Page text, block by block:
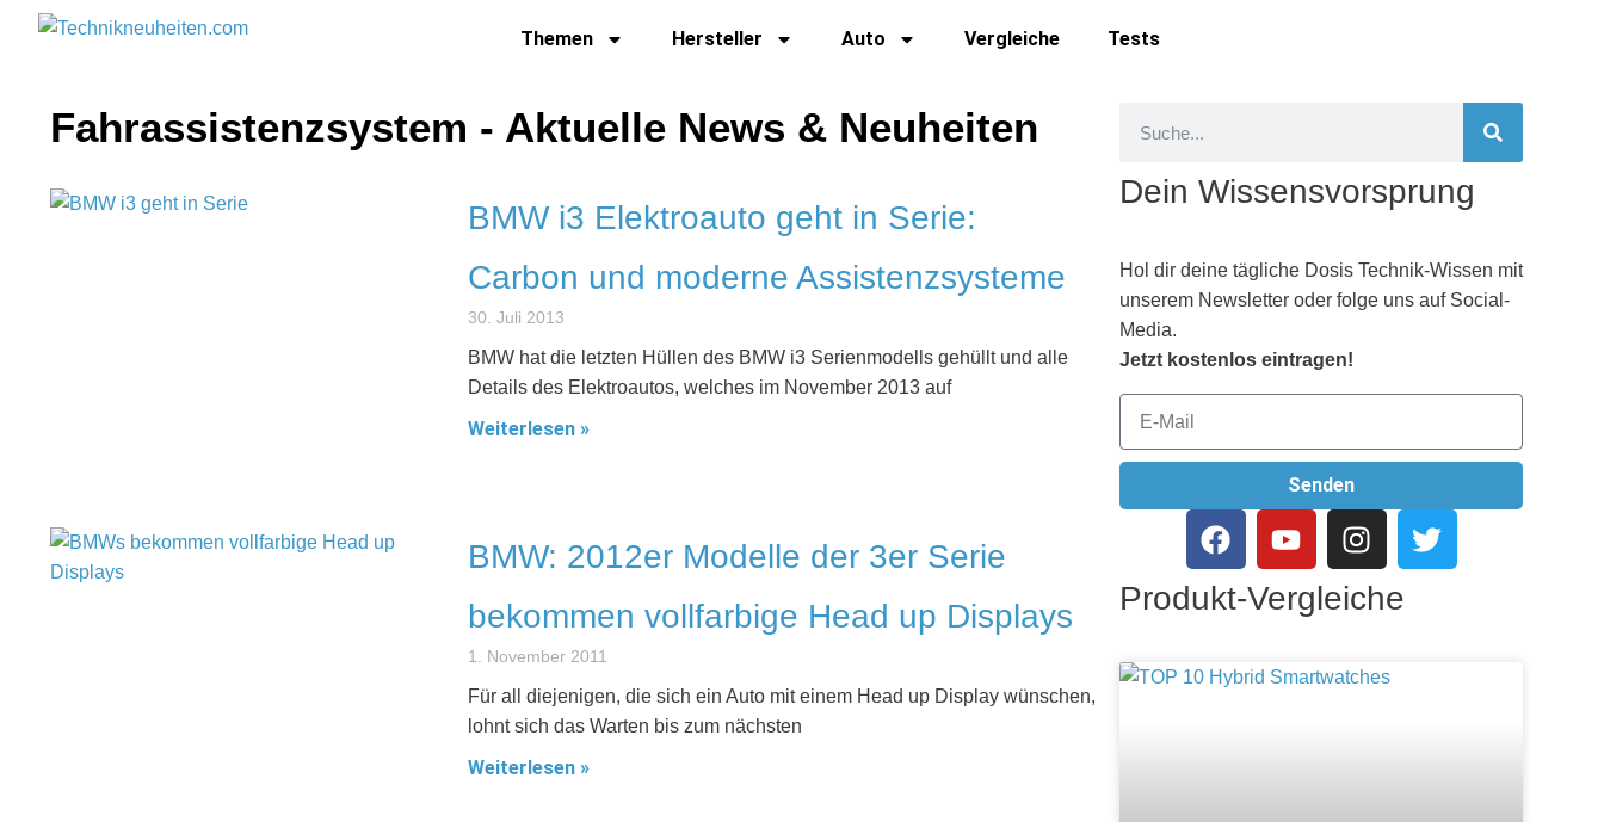
Themen Hersteller Auto Vergleiche Tests
Fahrassistenzsystem - Aktuelle News & Neuheiten
BMW i3 Elektroauto geht in Serie:
Carbon und moderne Assistenzsysteme
30. Juli 2013
BMW hat die letzten Hüllen des BMW i3 Serienmodells gehüllt und alle
Details des Elektroautos, welches im November 2013 auf
Weiterlesen »
BMW: 2012er Modelle der 3er Serie
bekommen vollfarbige Head up Displays
1. November 2011
Für all diejenigen, die sich ein Auto mit einem Head up Display wünschen,
lohnt sich das Warten bis zum nächsten
Weiterlesen »
Dein Wissensvorsprung
Hol dir deine tägliche Dosis Technik-Wissen mit
unserem Newsletter oder folge uns auf Social-
Media.
Jetzt kostenlos eintragen!
Senden
Produkt-Vergleiche